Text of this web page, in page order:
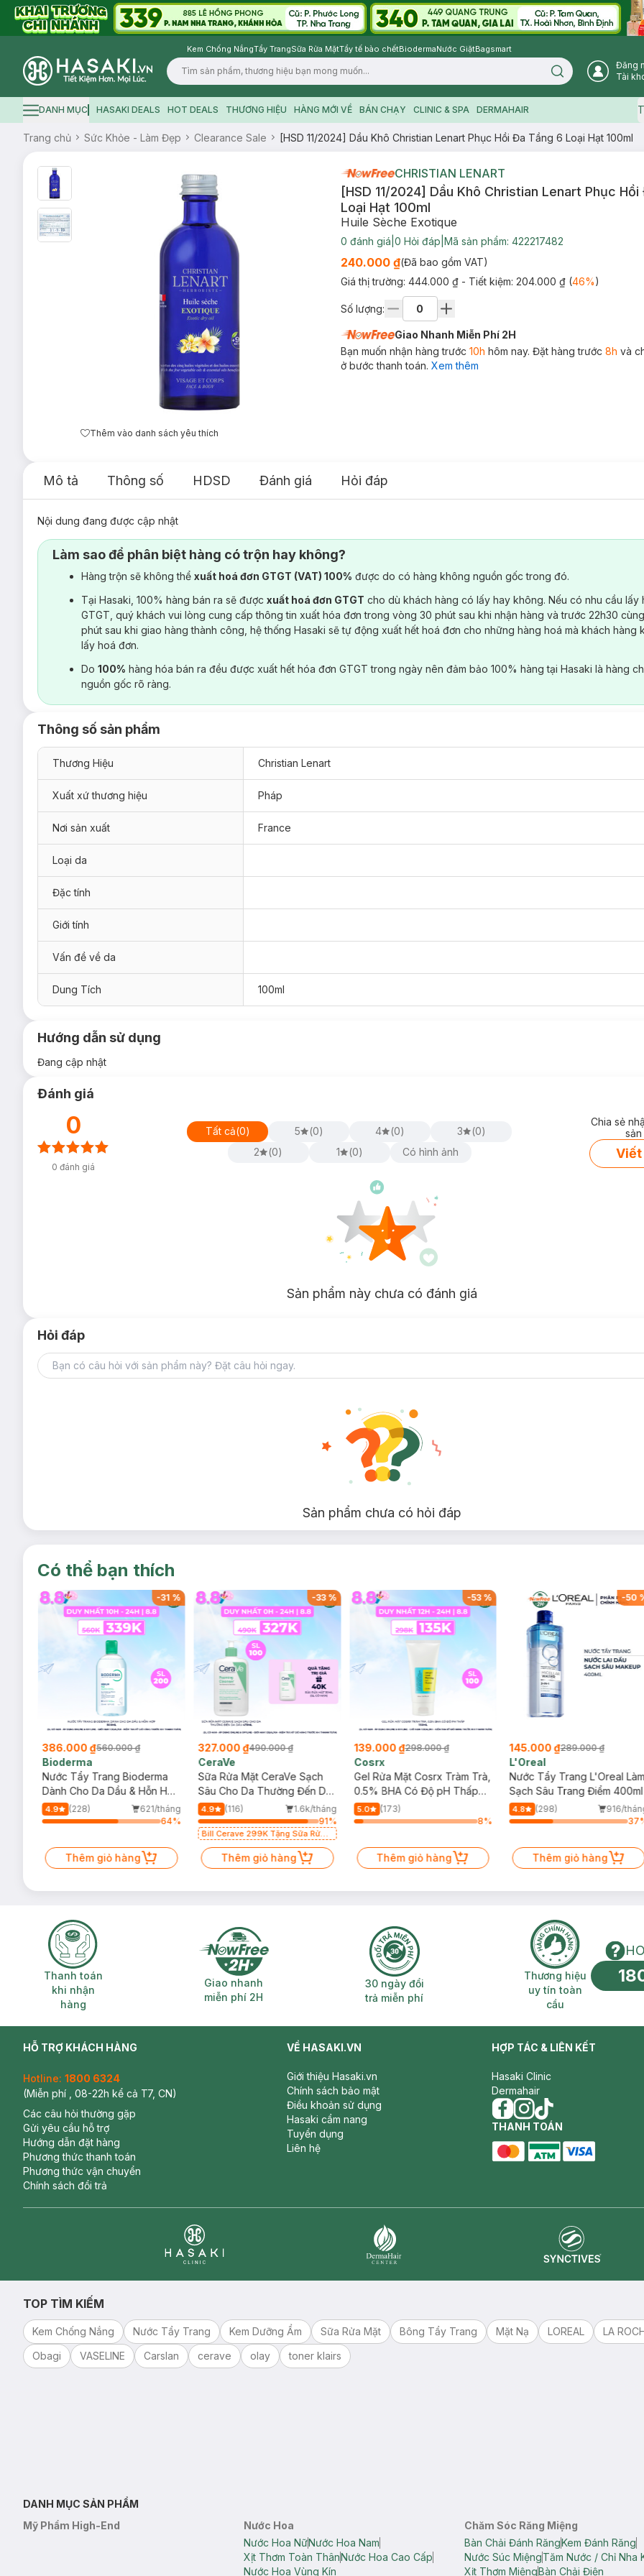
Kem Chống NắngTẩy TrangSữa Rửa MặtTẩy tế bào chếtBiodermaNước GiặtBagsmart
Logo
Search icon
Đăng
Tài
Hamburger icon
DANH MỤC HASAKI DEALS HOT DEALS THƯƠNG HIỆU HÀNG MỚI VỀ BÁN CHẠY CLINIC & SPA DERMAHAIR
Trang chủ Sức Khỏe - Làm Đẹp Clearance Sale [HSD 11/2024] Dầu Khô Christian Lenart Phục Hồi Đa Tầng 6 Loại Hạt 100ml
Thêm vào danh sách yêu thích
CHRISTIAN LENART
[HSD 11/2024] Dầu Khô Christian Lenart Phục
Loại Hạt 100ml
Huile Sèche Exotique
0 đánh giá 0 Hỏi đáp Mã sản phẩm: 422217482
240.000 ₫(Đã bao gồm VAT)
Giá thị trường: 444.000 ₫ - Tiết kiệm: 204.000 ₫(46%)
Số lượng:
Giao Nhanh Miễn Phí 2H
Bạn muốn nhận hàng trước 10h hôm nay. Đặt hàng trước 8h và
ở bước thanh toán. Xem thêm
Mô tả Thông số HDSD Đánh giá Hỏi đáp
Nội dung đang được cập nhật
Làm sao để phân biệt hàng có trộn hay không?
Hàng trộn sẽ không thể xuất hoá đơn GTGT (VAT) 100% được do có hàng không nguồn gốc trong đó.
Tại Hasaki, 100% hàng bán ra sẽ được xuất hoá đơn GTGT cho dù khách hàng có lấy hay không. Nếu có nhu cầu lấy
GTGT, quý khách vui lòng cung cấp thông tin xuất hóa đơn trong vòng 30 phút sau khi nhận hàng và trước 22h30
phút sau khi giao hàng thành công, hệ thống Hasaki sẽ tự động xuất hết hoá đơn cho những hàng hoá mà khách hàng
lấy hoá đơn.
Do 100% hàng hóa bán ra đều được xuất hết hóa đơn GTGT trong ngày nên đảm bảo 100% hàng tại Hasaki là hàng
nguồn gốc rõ ràng.
Thông số sản phẩm
Thương Hiệu Christian Lenart
Xuất xứ thương hiệu Pháp
Nơi sản xuất France
Loại da
Đặc tính
Giới tính
Vấn đề về da
Dung Tích 100ml
Hướng dẫn sử dụng
Đang cập nhật
Đánh giá
0
0 đánh giá
Tất cả(0) 5 (0) 4 (0) 3 (0)
2
(0) 1 (0) Có hình ảnh
Chia sẻ
Viết
Sản phẩm này chưa có đánh giá
Hỏi đáp
Sản phẩm chưa có hỏi đáp
Có thể bạn thích
-31 %
386.000 ₫560.000 ₫
Bioderma
Nước Tẩy Trang Bioderma
Dành Cho Da Dầu & Hỗn Hợp
500ml
4.9 (228)
621/tháng
64%
Thêm giỏ hàng
-33%
327.000 ₫490.000 ₫
CeraVe
Sữa Rửa Mặt CeraVe Sạch
Sâu Cho Da Thường Đến Da
Dầu 473ml
4.9 (116)
1.6k/tháng
91%
Bill Cerave 299K Tặng Sữa Rửa
Mặt Cerave 30ml (SL có hạn)
Thêm giỏ hàng
-53%
139.000 ₫298.000 ₫
Cosrx
Gel Rửa Mặt Cosrx Tràm Trà,
0.5% BHA Có Độ pH Thấp
150ml
5.0
(173)
8%
Thêm giỏ hàng
-50
145.000 ₫289.000 ₫
L'Oreal
Nước Tẩy Trang L'Oreal Làm
Sạch Sâu Trang Điểm 400ml
4.8 (298)
916/
37
Thêm giỏ hàng
Thanh toán khi nhận hàng
Thanh toán
khi nhận
hàng
Giao nhanh miễn phí 2H
Giao nhanh
miễn phí 2H
30 ngày đổi trả miễn phí
30 ngày đổi
trả miễn phí
Thương hiệu uy
Thương hiệu
uy tín toàn
cầu
HỖ TRỢ KHÁCH HÀNG
Hotline: 1800 6324
(Miễn phí , 08-22h kể cả T7, CN)
Các câu hỏi thường gặp
Gửi yêu cầu hỗ trợ
Hướng dẫn đặt hàng
Phương thức thanh toán
Phương thức vận chuyển
Chính sách đổi trả
VỀ HASAKI.VN
Giới thiệu Hasaki.vn
Chính sách bảo mật
Điều khoản sử dụng
Hasaki cẩm nang
Tuyển dụng
Liên hệ
HỢP TÁC & LIÊN KẾT
Hasaki Clinic
Dermahair
facebook
instagram
tiktok
THANH TOÁN
TOP TÌM KIẾM
Kem Chống Nắng Nước Tẩy Trang Kem Dưỡng Ẩm Sữa Rửa Mặt Bông Tẩy Trang Mặt Nạ LOREAL LA
Obagi
VASELINE Carslan cerave olay toner klairs
DANH MỤC SẢN PHẨM
Mỹ Phẩm High-End
Nước Hoa
Nước Hoa NữNước Hoa Nam
Xịt Thơm Toàn ThânNước Hoa Cao Cấp
Nước Hoa Vùng Kín
Chăm Sóc Răng Miệng
Bàn Chải Đánh RăngKem Đánh Răng
Nước Súc MiệngTăm Nước / Chỉ Nha
Xịt Thơm MiệngBàn Chải Điện